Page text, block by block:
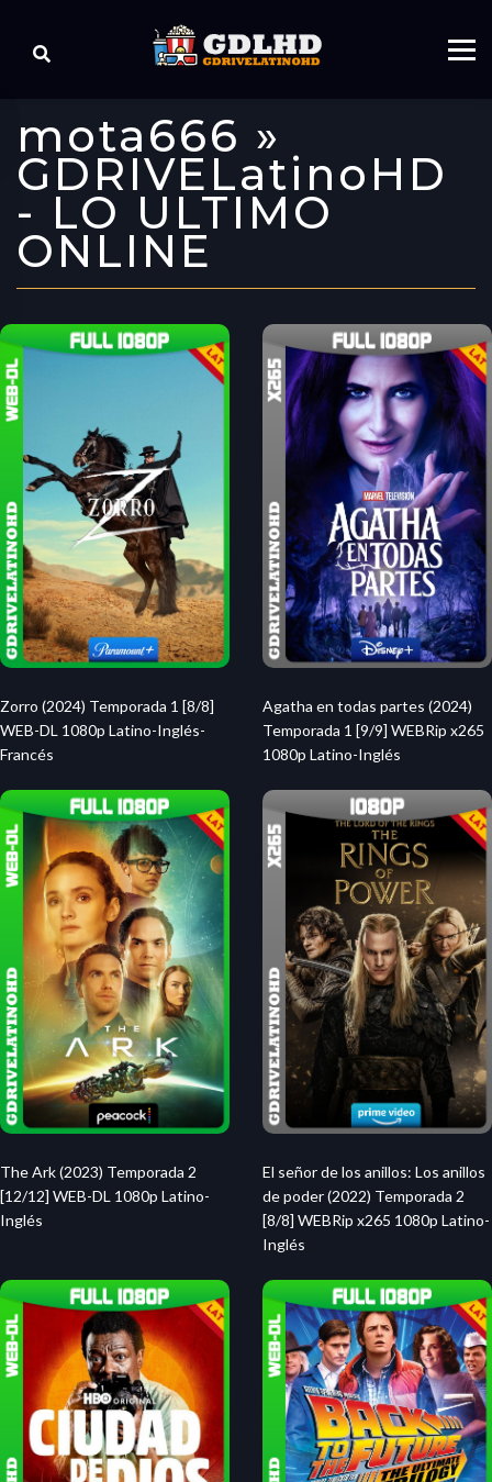
mota666 »
GDRIVELatinoHD
- LO ULTIMO
ONLINE
Zorro (2024) Temporada 1 [8/8]
WEB-DL 1080p Latino-Inglés-
Francés
Agatha en todas partes (2024)
Temporada 1 [9/9] WEBRip x265
1080p Latino-Inglés
The Ark (2023) Temporada 2
[12/12] WEB-DL 1080p Latino-
Inglés
El señor de los anillos: Los anillos
de poder (2022) Temporada 2
[8/8] WEBRip x265 1080p Latino-
Inglés